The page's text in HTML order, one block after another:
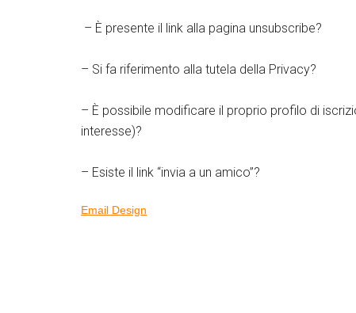
– È presente il link alla pagina unsubscribe?
– Si fa riferimento alla tutela della Privacy?
– È possibile modificare il proprio profilo di
interesse)?
– Esiste il link “invia a un amico”?
Email Design